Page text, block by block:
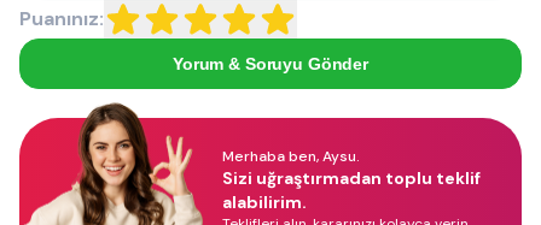
Puanınız:
Yorum & Soruyu Gönder
Merhaba ben, Aysu.
Sizi uğraştırmadan toplu teklif
alabilirim.